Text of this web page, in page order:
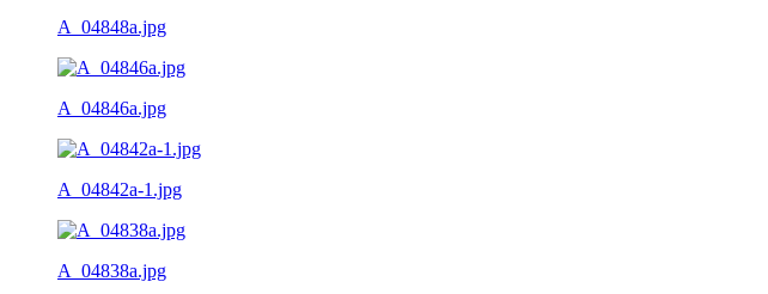
A_04848a.jpg
A_04846a.jpg
A_04842a-1.jpg
A_04838a.jpg